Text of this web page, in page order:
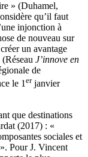
» (Duhamel,
qu’il faut
injonction à
de nouveau sur
un avantage
(Réseau J’innove en
de
le 1erjanvier
que destinations
(2017) : «
sociales et
Pour J. Vincent